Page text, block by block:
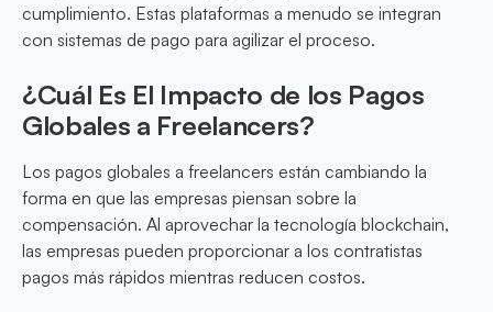
cumplimiento. Estas plataformas a menudo se integran
con sistemas de pago para agilizar el proceso.
¿Cuál Es El Impacto de los Pagos
Globales a Freelancers?
Los pagos globales a freelancers están cambiando la
forma en que las empresas piensan sobre la
compensación. Al aprovechar la tecnología blockchain,
las empresas pueden proporcionar a los contratistas
pagos más rápidos mientras reducen costos.